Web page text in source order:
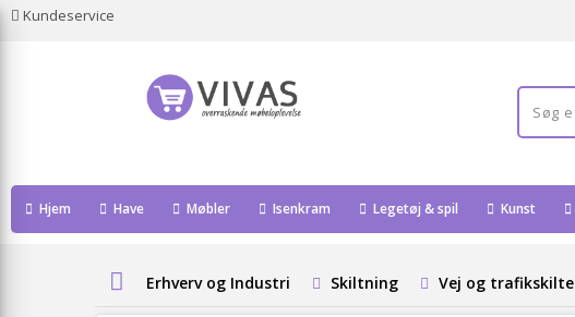
Kundeservice
Hjem Have Møbler Isenkram Legetøj & spil Kunst
Erhverv og Industri Skiltning Vej og trafikskilte